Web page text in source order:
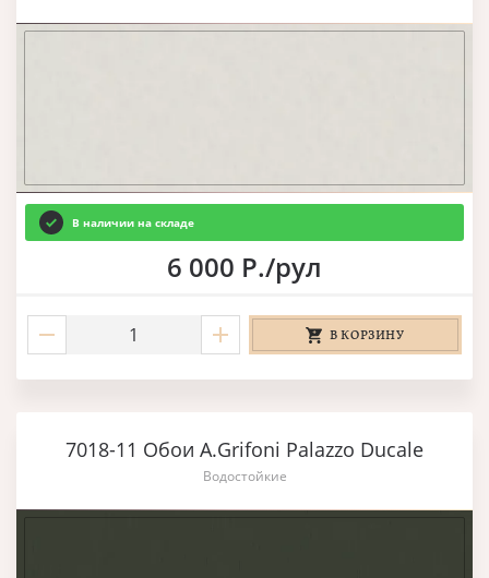
В наличии на складе
6 000 Р./рул
В КОРЗИНУ
7018-11 Обои A.Grifoni Palazzo Ducale
Водостойкие